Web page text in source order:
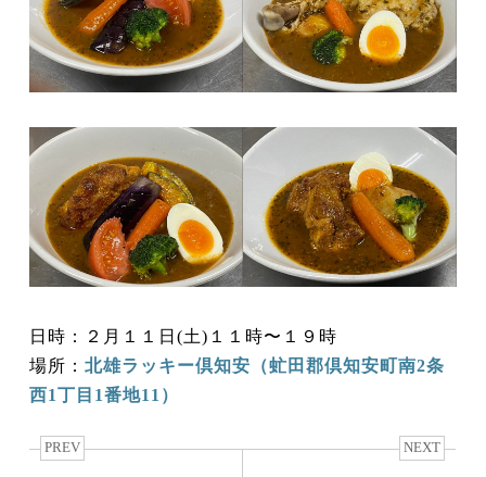
日時：２月１１日(土)１１時〜１９時
場所：北雄ラッキー倶知安（虻田郡倶知安町南2条
西1丁目1番地11）
PREV NEXT